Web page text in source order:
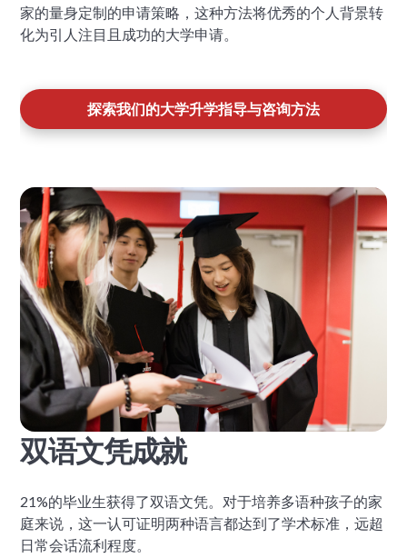
家的量身定制的申请策略，这种方法将优秀的个人背景转
化为引人注目且成功的大学申请。
探索我们的大学升学指导与咨询方法
双语文凭成就
21%的毕业生获得了双语文凭。对于培养多语种孩子的家
庭来说，这一认可证明两种语言都达到了学术标准，远超
日常会话流利程度。